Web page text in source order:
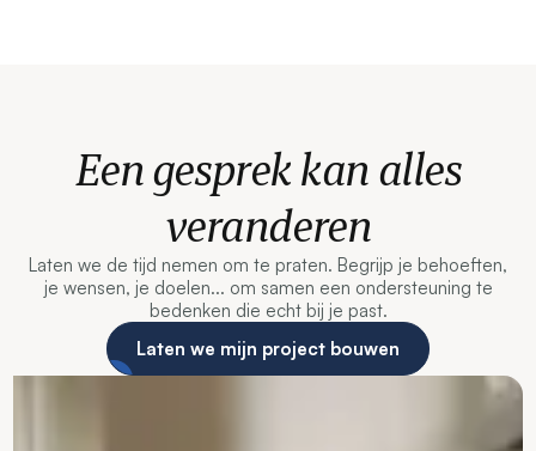
Een gesprek kan alles
veranderen
Laten we de tijd nemen om te praten. Begrijp je behoeften,
je wensen, je doelen... om samen een ondersteuning te
bedenken die echt bij je past.
Laten we mijn project bouwen